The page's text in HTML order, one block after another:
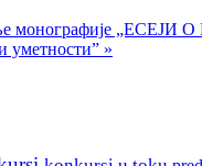
монографије „ЕСЕЈИ О
уметности” »